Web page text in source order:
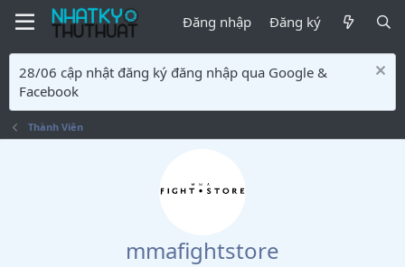
Đăng nhập Đăng ký
28/06 cập nhật đăng ký đăng nhập qua Google &
Facebook
Thành Viên
mmafightstore